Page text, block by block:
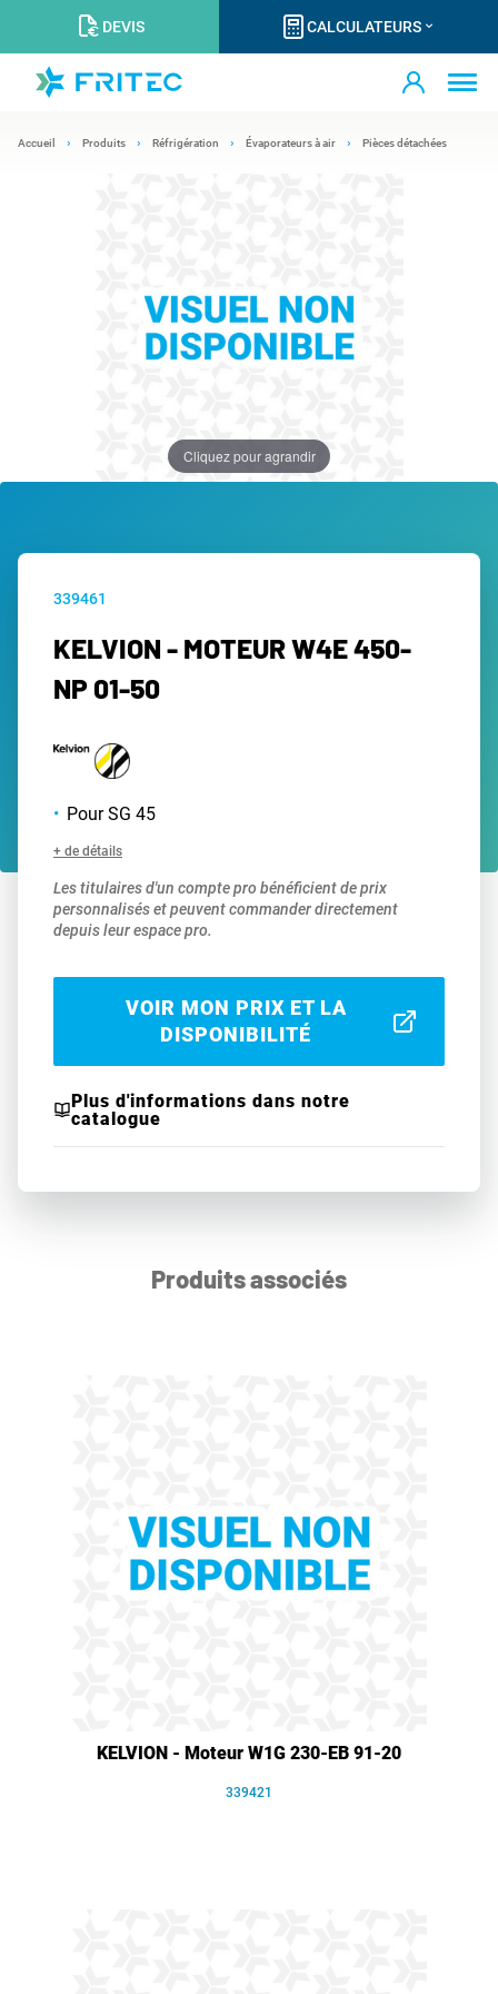
DEVIS CALCULATEURS
Accueil Produits Réfrigération Évaporateurs à air Pièces détachées
Cliquez pour agrandir
339461
KELVION - MOTEUR W4E 450-
NP 01-50
Pour SG 45
+ de détails
Les titulaires d'un compte pro bénéficient de prix
personnalisés et peuvent commander directement
depuis leur espace pro.
VOIR MON PRIX ET LA
DISPONIBILITÉ
Plus d'informations dans notre
catalogue
Produits associés
KELVION - Moteur W1G 230-EB 91-20
339421